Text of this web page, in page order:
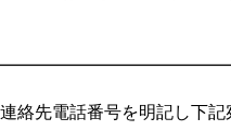
先電話番号を明記し下記